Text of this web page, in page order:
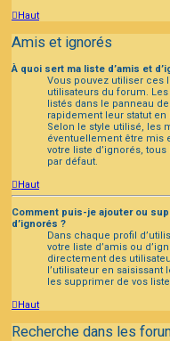
Haut
Amis et ignorés
À quoi sert ma liste d’amis et
Vous pouvez utiliser ces
utilisateurs du forum.
listés dans le panneau
rapidement leur statut
Selon le style utilisé, les
éventuellement être mis
votre liste d’ignorés,
par défaut.
Haut
Comment puis-je ajouter ou
d’ignorés ?
Dans chaque profil
votre liste d’amis ou
directement des
l’utilisateur en saisissant
les supprimer de vos
Haut
Recherche dans les